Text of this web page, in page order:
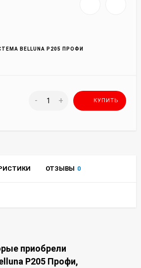
BELLUNA P205 ПРОФИ
- + КУПИТЬ
ОТЗЫВЫ 0
приобрели
P205 Профи,